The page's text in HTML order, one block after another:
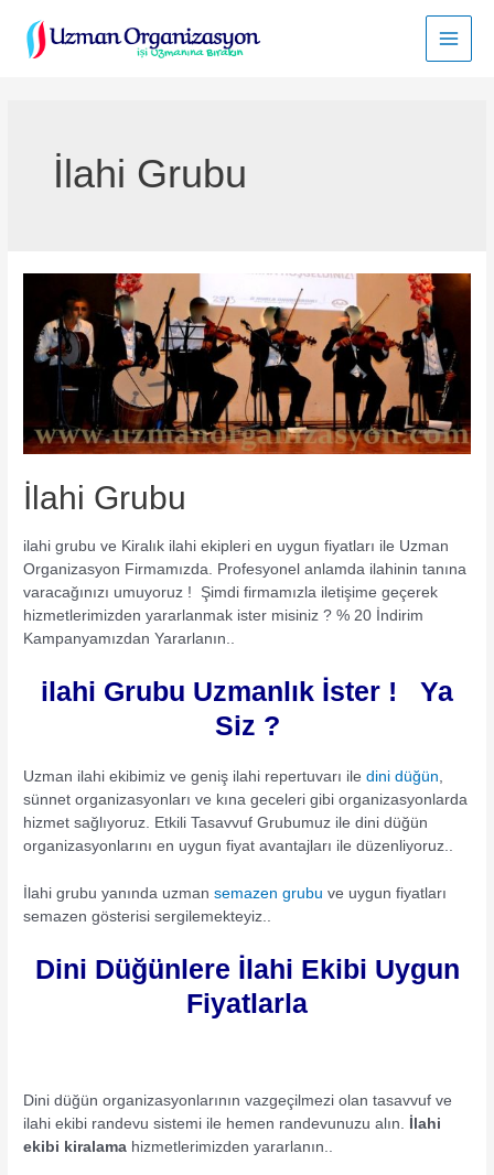
Main
İlahi Grubu
İlahi Grubu
ilahi grubu ve Kiralık ilahi ekipleri en uygun fiyatları ile Uzman
Organizasyon Firmamızda. Profesyonel anlamda ilahinin tanına
varacağınızı umuyoruz ! Şimdi firmamızla iletişime geçerek
hizmetlerimizden yararlanmak ister misiniz ? % 20 İndirim
Kampanyamızdan Yararlanın..
ilahi Grubu Uzmanlık İster ! Ya
Siz ?
Uzman ilahi ekibimiz ve geniş ilahi repertuvarı iledini düğün
sünnet organizasyonları ve kına geceleri gibi organizasyonlarda
hizmet sağlıyoruz. Etkili Tasavvuf Grubumuz ile dini düğün
organizasyonlarını en uygun fiyat avantajları ile düzenliyoruz..
İlahi grubu yanında uzman semazen grubuve uygun fiyatları
semazen gösterisi sergilemekteyiz..
Dini Düğünlere İlahi Ekibi Uygun
Fiyatlarla
Dini düğün organizasyonlarının vazgeçilmezi olan tasavvuf ve
ilahi ekibi randevu sistemi ile hemen randevunuzu alın.
İlahi
ekibi kiralama hizmetlerimizden yararlanın..